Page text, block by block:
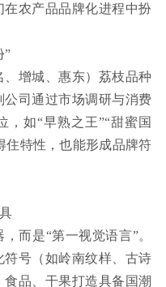
农产品品牌化进程中扮
”
增城、惠东）荔枝品种
司通过市场调研与消费
，如“早熟之王”“甜蜜国
住特性，也能形成品牌符
而是“第一视觉语言”。
号（如岭南纹样、古诗
品、干果打造具备国潮